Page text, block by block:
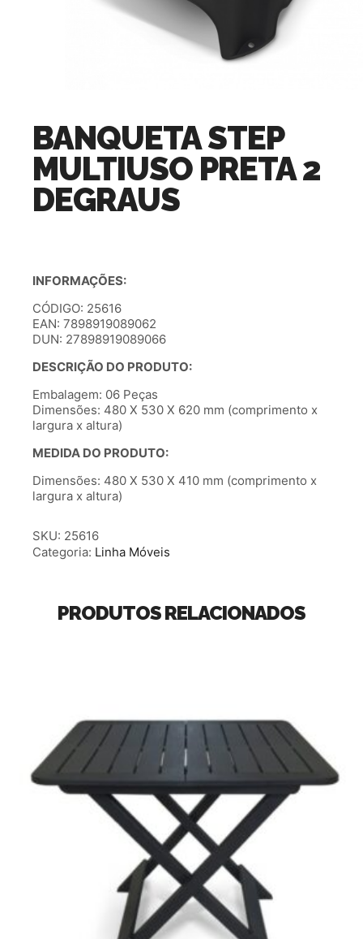
BANQUETA STEP
MULTIUSO PRETA 2
DEGRAUS
INFORMAÇÕES:
CÓDIGO: 25616
EAN: 7898919089062
DUN: 27898919089066
DESCRIÇÃO DO PRODUTO:
Embalagem: 06 Peças
Dimensões: 480 X 530 X 620 mm (comprimento x
largura x altura)
MEDIDA DO PRODUTO:
Dimensões: 480 X 530 X 410 mm (comprimento x
largura x altura)
SKU: 25616
Categoria: Linha Móveis
PRODUTOS RELACIONADOS